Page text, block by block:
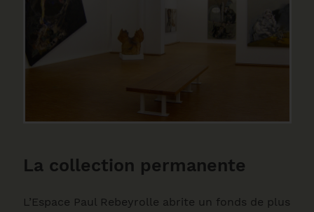
La collection permanente
L’Espace Paul Rebeyrolle abrite un fonds de plus